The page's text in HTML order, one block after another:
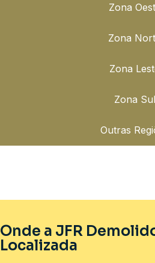
Zona
Zona
Zona
Zona Sul
Outras
Onde a JFR
Localizada